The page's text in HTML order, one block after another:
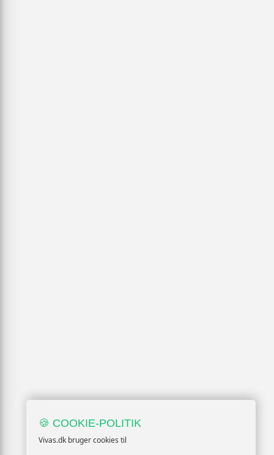
🍪 COOKIE-POLITIK
Vivas.dk bruger cookies til